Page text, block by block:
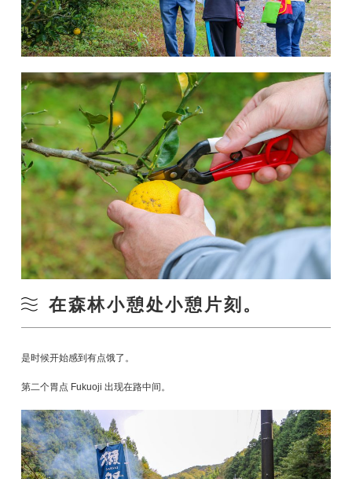
在森林小憩处小憩片刻。
是时候开始感到有点饿了。
第二个胃点 Fukuoji 出现在路中间。